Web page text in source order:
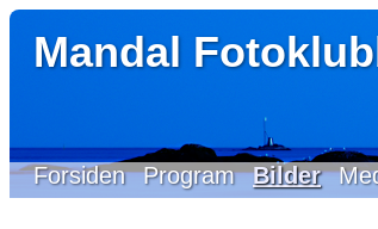
Mandal
Forsiden Program Bilder